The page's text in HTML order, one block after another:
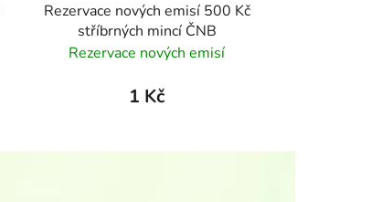
Rezervace nových emisí 500 Kč
stříbrných mincí ČNB
Rezervace nových emisí
1 Kč